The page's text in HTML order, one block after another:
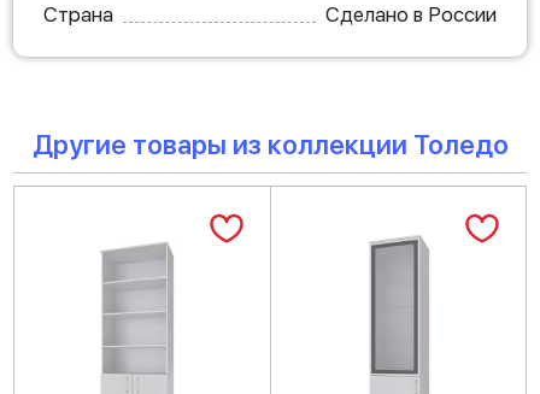
Страна
Сделано в России
Другие товары из коллекции Толедо